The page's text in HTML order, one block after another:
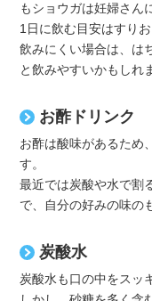
もショウガは妊婦さん
1日に飲む目安はすり
飲みにくい場合は、は
と飲みやすいかもしれ
お酢ドリンク
お酢は酸味があるため
す。
最近では炭酸や水で割
で、自分の好みの味の
炭酸水
炭酸水も口の中をスッ